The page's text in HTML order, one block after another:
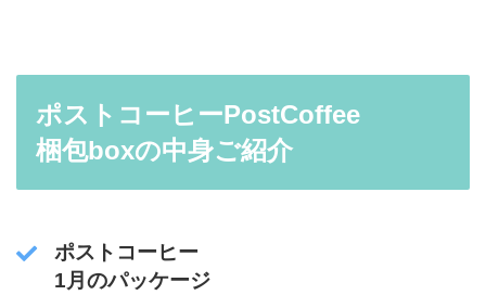
ポストコーヒーPostCoffee
梱包boxの中身ご紹介
ポストコーヒー
1月のパッケージ